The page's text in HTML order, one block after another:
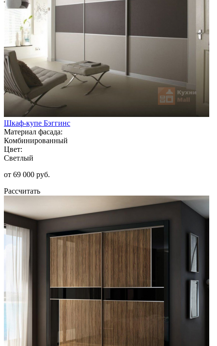
Шкаф-купе Бэггинс
Материал фасада:
Комбинированный
Цвет:
Светлый
от 69 000 руб.
Рассчитать